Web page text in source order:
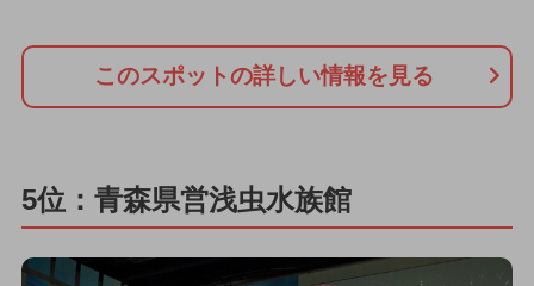
このスポットの詳しい情報を見る
5位：青森県営浅虫水族館